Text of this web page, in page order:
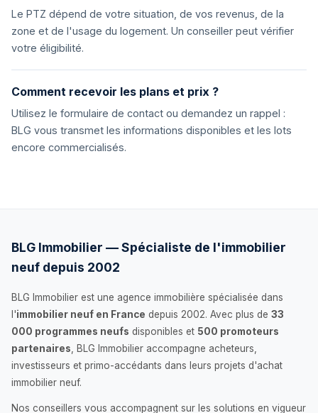
Le PTZ dépend de votre situation, de vos revenus, de la
zone et de l'usage du logement. Un conseiller peut vérifier
votre éligibilité.
Comment recevoir les plans et prix ?
Utilisez le formulaire de contact ou demandez un rappel :
BLG vous transmet les informations disponibles et les lots
encore commercialisés.
BLG Immobilier — Spécialiste de l'immobilier
neuf depuis 2002
BLG Immobilier est une agence immobilière spécialisée dans
l'immobilier neuf en France depuis 2002. Avec plus de 33
000 programmes neufs disponibles et 500 promoteurs
partenaires , BLG Immobilier accompagne acheteurs,
investisseurs et primo-accédants dans leurs projets d'achat
immobilier neuf.
Nos conseillers vous accompagnent sur les solutions en vigueur